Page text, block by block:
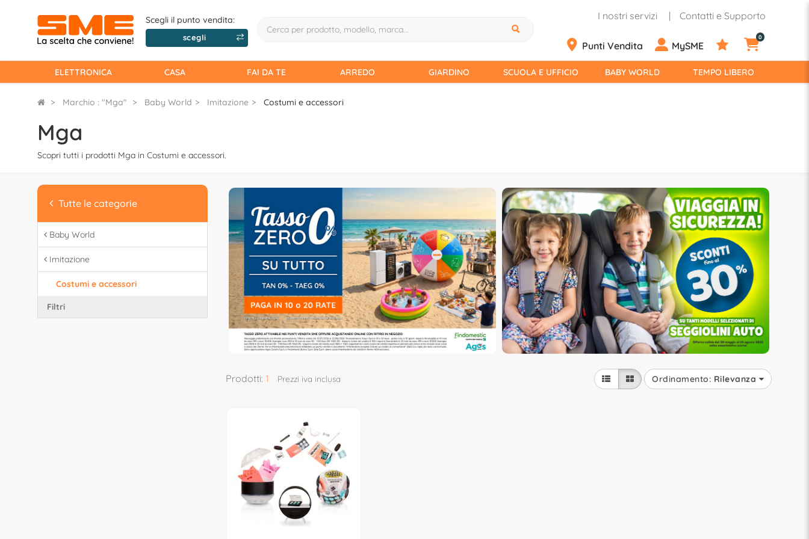
Scegli il punto vendita:
scegli
I nostri servizi Contatti e Supporto
Punti Vendita MySME
0
ELETTRONICA CASA FAI DA TE ARREDO GIARDINO SCUOLA E UFFICIO BABY WORLD TEMPO LIBERO
Marchio : "Mga" Baby World Imitazione Costumi e accessori
Mga
Scopri tutti i prodotti Mga in Costumi e accessori.
Tutte le categorie
Baby World
Imitazione
Costumi e accessori
Filtri
Prodotti: 1 Prezzi iva inclusa Ordinamento: Rilevanza